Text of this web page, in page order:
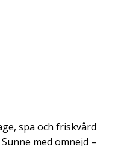
spa och friskvård
med omnejd –